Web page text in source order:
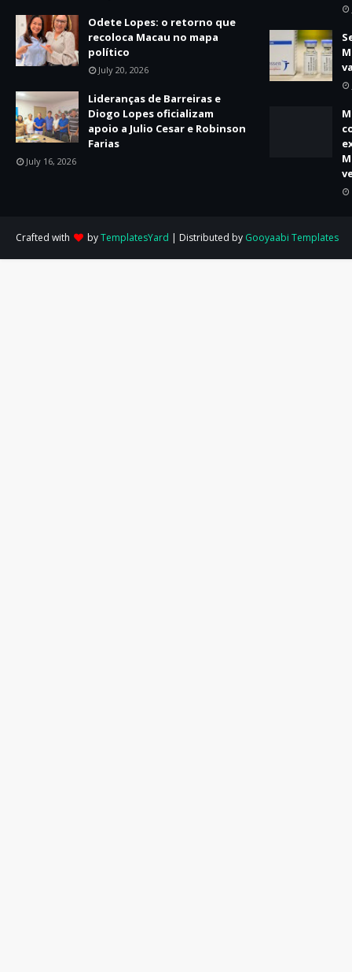
Odete Lopes: o retorno que
recoloca Macau no mapa
político
July 20, 2026
Lideranças de Barreiras e
Diogo Lopes oficializam
apoio a Julio Cesar e Robinson
Farias
July 16, 2026
Crafted with byTemplatesYard | Distributed by Gooyaabi Templates